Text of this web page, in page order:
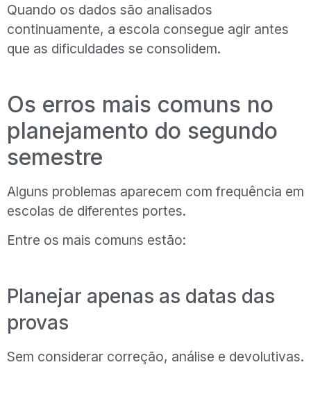
Quando os dados são analisados
continuamente, a escola consegue agir antes
que as dificuldades se consolidem.
Os erros mais comuns no
planejamento do segundo
semestre
Alguns problemas aparecem com frequência em
escolas de diferentes portes.
Entre os mais comuns estão:
Planejar apenas as datas das
provas
Sem considerar correção, análise e devolutivas.